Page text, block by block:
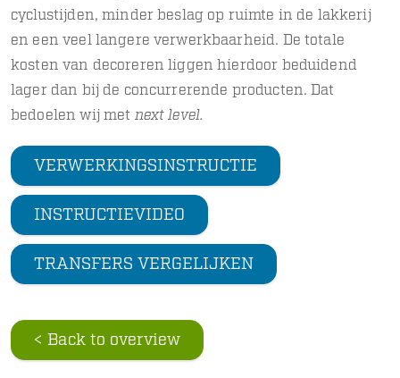
cyclustijden, minder beslag op ruimte in de lakkerij
en een veel langere verwerkbaarheid. De totale
kosten van decoreren liggen hierdoor beduidend
lager dan bij de concurrerende producten. Dat
bedoelen wij met next level.
VERWERKINGSINSTRUCTIE
INSTRUCTIEVIDEO
TRANSFERS VERGELIJKEN
< Back to overview